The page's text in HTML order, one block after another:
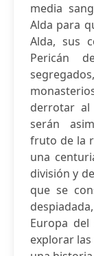
media
Alda para
Alda, sus
Pericán
derrotar al
serán
fruto de la
una
división y
que se
Europa
explorar